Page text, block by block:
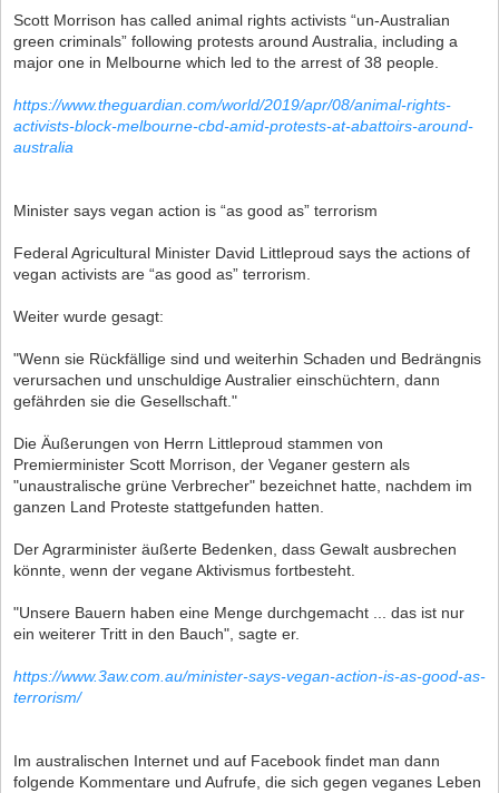
Scott Morrison has called animal rights activists “un-Australian
green criminals” following protests around Australia, including a
major one in Melbourne which led to the arrest of 38 people.
https://www.theguardian.com/world/2019/apr/08/animal-rights-
activists-block-melbourne-cbd-amid-protests-at-abattoirs-around-
australia
Minister says vegan action is “as good as” terrorism
Federal Agricultural Minister David Littleproud says the actions of
vegan activists are “as good as” terrorism.
Weiter wurde gesagt:
"Wenn sie Rückfällige sind und weiterhin Schaden und Bedrängnis
verursachen und unschuldige Australier einschüchtern, dann
gefährden sie die Gesellschaft."
Die Äußerungen von Herrn Littleproud stammen von
Premierminister Scott Morrison, der Veganer gestern als
"unaustralische grüne Verbrecher" bezeichnet hatte, nachdem im
ganzen Land Proteste stattgefunden hatten.
Der Agrarminister äußerte Bedenken, dass Gewalt ausbrechen
könnte, wenn der vegane Aktivismus fortbesteht.
"Unsere Bauern haben eine Menge durchgemacht ... das ist nur
ein weiterer Tritt in den Bauch", sagte er.
https://www.3aw.com.au/minister-says-vegan-action-is-as-good-as-
terrorism/
Im australischen Internet und auf Facebook findet man dann
folgende Kommentare und Aufrufe, die sich gegen veganes Leben